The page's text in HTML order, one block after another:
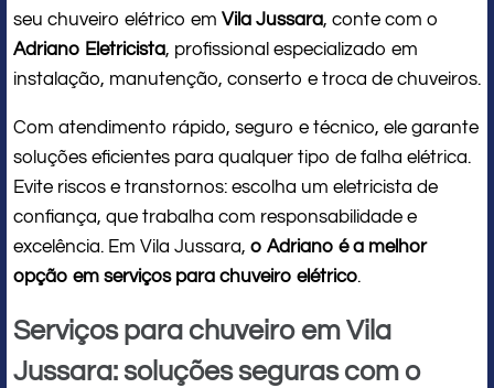
seu chuveiro elétrico em Vila Jussara, conte com o
Adriano Eletricista, profissional especializado em
instalação, manutenção, conserto e troca de chuveiros.
Com atendimento rápido, seguro e técnico, ele garante
soluções eficientes para qualquer tipo de falha elétrica.
Evite riscos e transtornos: escolha um eletricista de
confiança, que trabalha com responsabilidade e
excelência. Em Vila Jussara, o Adriano é a melhor
opção em serviços para chuveiro elétrico.
Serviços para chuveiro em Vila
Jussara: soluções seguras com o